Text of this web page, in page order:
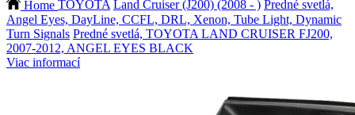
Home TOYOTA Land Cruiser (J200) (2008 - ) Predné svetlá,
Angel Eyes, DayLine, CCFL, DRL, Xenon, Tube Light, Dynamic
Turn Signals Predné svetlá, TOYOTA LAND CRUISER FJ200,
2007-2012, ANGEL EYES BLACK
Viac informací